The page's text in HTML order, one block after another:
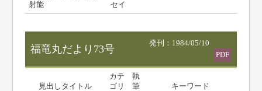
射能
セイ
福竜丸だより73号
発刊：1984/05/10
PDF
見出しタイトル
カテ
ゴリ
執
筆
キーワード